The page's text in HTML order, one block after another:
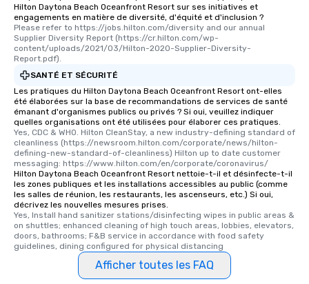
Hilton Daytona Beach Oceanfront Resort sur ses initiatives et
engagements en matière de diversité, d'équité et d'inclusion ?
Please refer to https://jobs.hilton.com/diversity and our annual
Supplier Diversity Report (https://cr.hilton.com/wp-
content/uploads/2021/03/Hilton-2020-Supplier-Diversity-
Report.pdf).
SANTÉ ET SÉCURITÉ
Les pratiques du Hilton Daytona Beach Oceanfront Resort ont-elles
été élaborées sur la base de recommandations de services de santé
émanant d'organismes publics ou privés ? Si oui, veuillez indiquer
quelles organisations ont été utilisées pour élaborer ces pratiques.
Yes, CDC & WHO. Hilton CleanStay, a new industry-defining standard of
cleanliness (https://newsroom.hilton.com/corporate/news/hilton-
defining-new-standard-of-cleanliness) Hilton up to date customer
messaging: https://www.hilton.com/en/corporate/coronavirus/
Hilton Daytona Beach Oceanfront Resort nettoie-t-il et désinfecte-t-il
les zones publiques et les installations accessibles au public (comme
les salles de réunion, les restaurants, les ascenseurs, etc.) Si oui,
décrivez les nouvelles mesures prises.
Yes, Install hand sanitizer stations/disinfecting wipes in public areas &
on shuttles; enhanced cleaning of high touch areas, lobbies, elevators,
doors, bathrooms; F&B service in accordance with food safety
guidelines, dining configured for physical distancing
Afficher toutes les FAQ